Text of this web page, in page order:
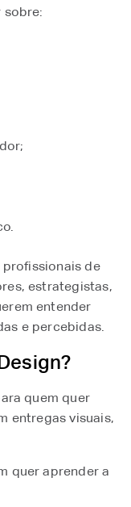
sobre:
de
estrategistas,
entender
e percebidas.
quem quer
entregas visuais,
quer aprender a